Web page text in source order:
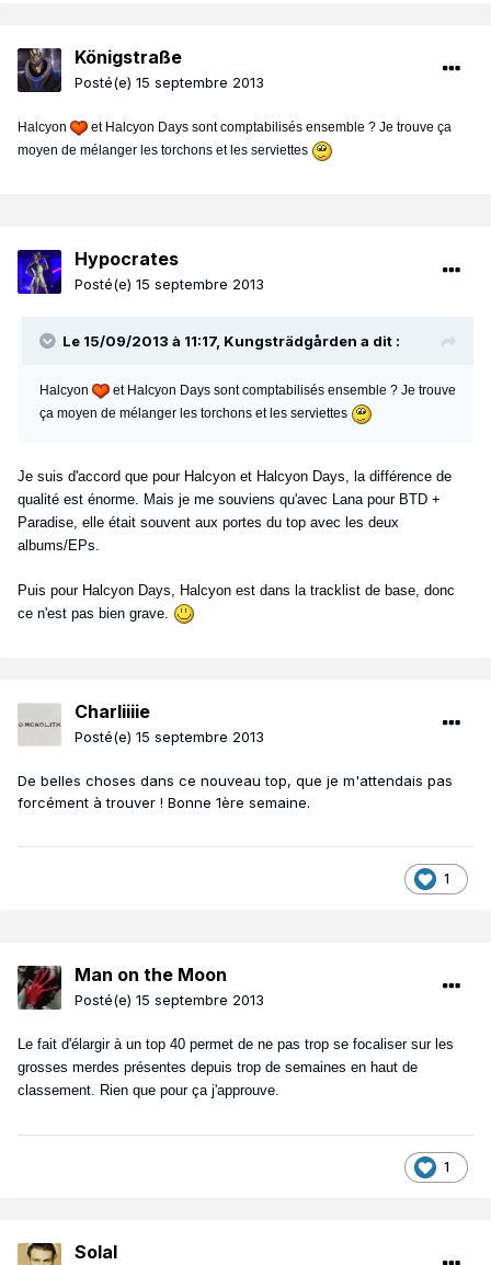
Königstraße
Posté(e) 15 septembre 2013
Halcyon
et Halcyon Days sont comptabilisés ensemble ? Je trouve ça
moyen de mélanger les torchons et les serviettes
Hypocrates
Posté(e) 15 septembre 2013
Le 15/09/2013 à 11:17, Kungsträdgården a dit :
Halcyon
et Halcyon Days sont comptabilisés ensemble ? Je trouve
ça moyen de mélanger les torchons et les serviettes
Je suis d'accord que pour Halcyon et Halcyon Days, la différence de
qualité est énorme. Mais je me souviens qu'avec Lana pour BTD +
Paradise, elle était souvent aux portes du top avec les deux
albums/EPs.
Puis pour Halcyon Days, Halcyon est dans la tracklist de base, donc
ce n'est pas bien grave.
Charliiiie
Posté(e) 15 septembre 2013
De belles choses dans ce nouveau top, que je m'attendais pas
forcément à trouver ! Bonne 1ère semaine.
1
Man on the Moon
Posté(e) 15 septembre 2013
Le fait d'élargir à un top 40 permet de ne pas trop se focaliser sur les
grosses merdes présentes depuis trop de semaines en haut de
classement. Rien que pour ça j'approuve.
1
Solal